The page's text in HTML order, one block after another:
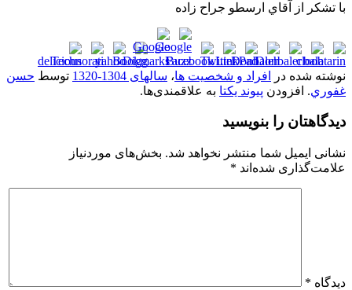
با تشکر از آقاي ارسطو جراح زاده
نوشته شده در افراد و شخصیت ها، سالهای 1304-1320 توسط حسن
غفوري. افزودن پیوند یکتا به علاقمندی‌ها.
دیدگاهتان را بنویسید
نشانی ایمیل شما منتشر نخواهد شد. بخش‌های موردنیاز
علامت‌گذاری شده‌اند *
دیدگاه *